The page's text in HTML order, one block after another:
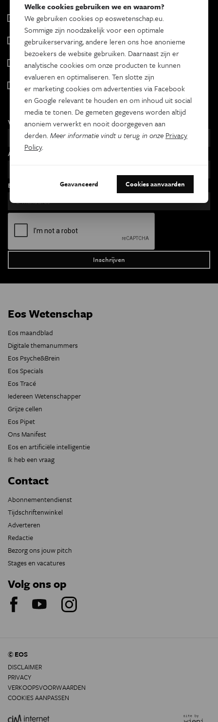
Eos Wetenschap
2 x week
Tracé
Wekelijks
Psyche & brein
Tweewekelijks
Iedereen wetenschapper
Voornaam
Achternaam
Email
Eos Wetenschap
Eos maandblad
Digitale themanummers
Eos Psyche&Brein
Eos Specials
Eos Tracé
Iedereen Wetenschapper
Grijze cellen
Eos Pipet
Ons Manifest
Eos en artificiële intelligentie
Ik heb een vraag
Contact
Abonnementendienst
Tijdschriftenwinkel
Adverteren
Redactie
Bezorg ons jouw pitch
Stages en vacatures
Volg ons op
© EOS
DISCLAIMER
PRIVACY
VERKOOPSVOORWAARDEN
COOKIES AANPASSEN
Welke cookies gebruiken we en waarom?
We gebruiken cookies op eoswetenschap.eu.
Sommige zijn noodzakelijk voor een optimale
gebruikerservaring, andere leren ons hoe anonieme
bezoekers de website gebruiken. Daarnaast zijn er
analytische cookies om onze producten te kunnen
evalueren en optimaliseren. Ten slotte zijn
er marketing cookies om advertenties via Facebook
en Google relevant te houden en om inhoud uit social
media te tonen. De gemeten gegevens worden altijd
anoniem verwerkt en nooit doorgegeven aan
derden.Meer informatie vindt u terug in onze Privacy
Policy.
Geavanceerd Cookies aanvaarden